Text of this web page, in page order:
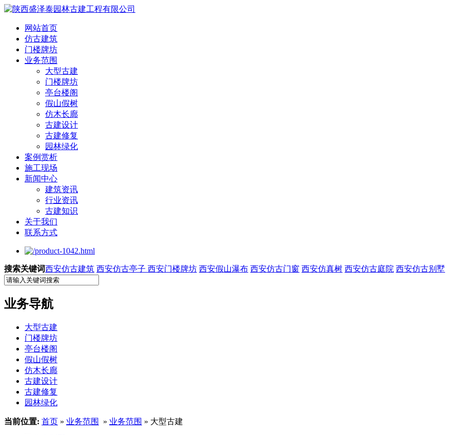
网站首页
仿古建筑
门楼牌坊
业务范围
大型古建
门楼牌坊
亭台楼阁
假山假树
仿木长廊
古建设计
古建修复
园林绿化
案例赏析
施工现场
新闻中心
建筑资讯
行业资讯
古建知识
关于我们
联系方式
搜索关键词西安仿古建筑 西安仿古亭子 西安门楼牌坊 西安假山瀑布 西安仿古门窗 西安仿真树 西安仿古庭院 西安仿古别墅
业务导航
大型古建
门楼牌坊
亭台楼阁
假山假树
仿木长廊
古建设计
古建修复
园林绿化
当前位置: 首页 » 业务范围 » 业务范围 » 大型古建